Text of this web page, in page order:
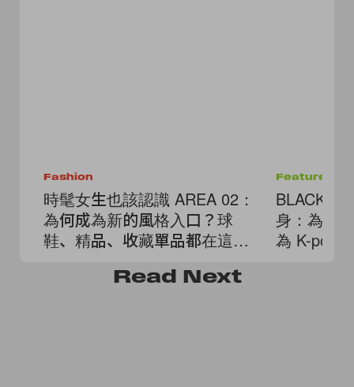
Fashion
時髦女生也該認識 AREA 02：
為何成為新的風格入口？球
鞋、精品、收藏單品都在這
Features
身：為什
為 K-pop
Read Next